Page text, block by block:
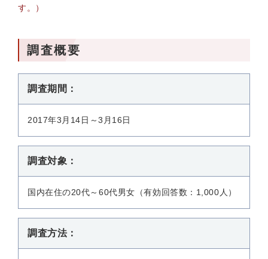
す。）
調査概要
調査期間：
2017年3月14日～3月16日
調査対象：
国内在住の20代～60代男女（有効回答数：1,000人）
調査方法：